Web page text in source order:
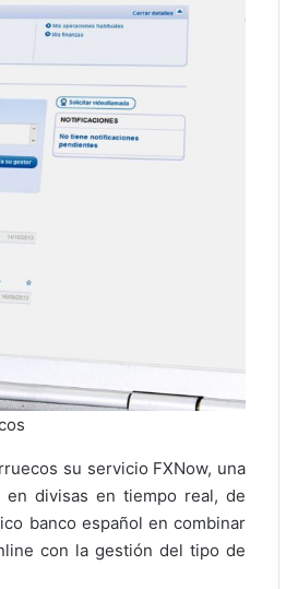
su servicio FXNow, una
divisas en tiempo real, de
banco español en combinar
con la gestión del tipo de